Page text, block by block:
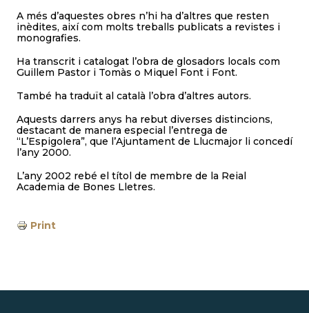
A més d’aquestes obres n’hi ha d’altres que resten
inèdites, així com molts treballs publicats a revistes i
monografies.
Ha transcrit i catalogat l’obra de glosadors locals com
Guillem Pastor i Tomàs o Miquel Font i Font.
També ha traduït al català l’obra d’altres autors.
Aquests darrers anys ha rebut diverses distincions,
destacant de manera especial l’entrega de
“L’Espigolera”, que l’Ajuntament de Llucmajor li concedí
l’any 2000.
L’any 2002 rebé el títol de membre de la Reial
Academia de Bones Lletres.
Print